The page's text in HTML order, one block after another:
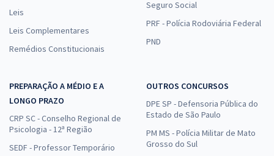
Leis
Leis Complementares
Remédios Constitucionais
Seguro Social
PRF - Polícia Rodoviária Federal
PND
PREPARAÇÃO A MÉDIO E A
LONGO PRAZO
CRP SC - Conselho Regional de
Psicologia - 12ª Região
SEDF - Professor Temporário
OUTROS CONCURSOS
DPE SP - Defensoria Pública do
Estado de São Paulo
PM MS - Polícia Militar de Mato
Grosso do Sul